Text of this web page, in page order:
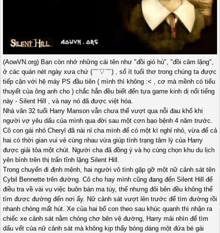
(AowVN.org) Bạn còn nhớ những cái tên như "đồi gió hú", "đồi câm lặng",
ở các quán nét ngày xưa chứ (￣▽￣) , số ít tuổi thơ trong chúng ta được
tiếp cận với hệ máy PS đầu tiên ( mình thì không :< , cơ mà mềnh có tiểu
thuyết của ông anh cho ) chắc hẳn đều biết đến tựa game kinh dị nổi tiếng
này - Silent Hill , và nay nó đã được việt hóa.
Nhà văn 32 tuổi Harry Manson vẫn chưa thể vượt qua nỗi đau khổ khi
người vợ yêu dấu của mình qua đời sau một cơn bạo bệnh 4 năm trước.
Cô con gái nhỏ Cheryl đã nài nỉ cha mình để có một kì nghỉ nhỏ, vừa để cả
hai có thời gian vui vẻ cùng nhau vừa giúp tình trạng tâm lý của Harry
được giải tỏa một chút. Người cha đã đồng ý và họ cùng chọn khu du lịch
yên bình trên thị trấn tĩnh lặng Silent Hill.
Trong chuyến đi định mệnh, hai người vô tình gặp gỡ một nữ cảnh sát tên
Cybil Bennette trên đường. Cô cho hay mình cũng đang đến Silent Hill để
điều tra về vài vụ việc buôn bán ma túy, thế nhưng đôi bên đều không thể
tìm được đường đến nơi ấy. Nữ cảnh sát vượt lên trước để tìm đường rồi
nhanh chóng mất hút. Xe của hai bố con theo sau khúc quanh thì nhận ra
chiếc xe cảnh sát nằm chỏng chơ bên vệ đường, Harry mải nhìn để tìm
dấu vết của nữ cảnh sát mà không kịp thấy bóng dáng một đứa bé gái